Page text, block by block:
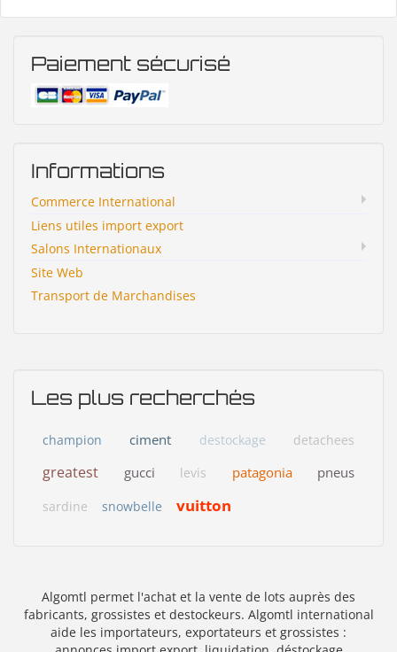
Paiement sécurisé
Informations
Commerce International
Liens utiles import export
Salons Internationaux
Site Web
Transport de Marchandises
Les plus recherchés
champion ciment destockage detachees
greatest gucci levis patagonia pneus
sardine snowbelle vuitton
Algomtl permet l'achat et la vente de lots auprès des
fabricants, grossistes et destockeurs. Algomtl international
aide les importateurs, exportateurs et grossistes :